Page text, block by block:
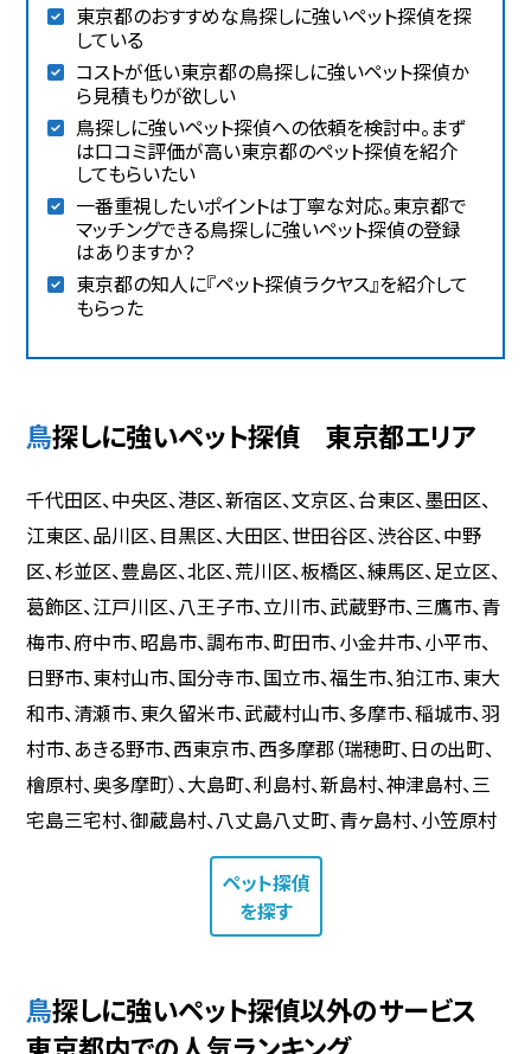
東京都のおすすめな鳥探しに強いペット探偵を探
している
コストが低い東京都の鳥探しに強いペット探偵か
ら見積もりが欲しい
鳥探しに強いペット探偵への依頼を検討中。まず
は口コミ評価が高い東京都のペット探偵を紹介
してもらいたい
一番重視したいポイントは丁寧な対応。東京都で
マッチングできる鳥探しに強いペット探偵の登録
はありますか？
東京都の知人に『ペット探偵ラクヤス』を紹介して
もらった
鳥探しに強いペット探偵 東京都エリア
千代田区、中央区、港区、新宿区、文京区、台東区、墨田区、
江東区、品川区、目黒区、大田区、世田谷区、渋谷区、中野
区、杉並区、豊島区、北区、荒川区、板橋区、練馬区、足立区、
葛飾区、江戸川区、八王子市、立川市、武蔵野市、三鷹市、青
梅市、府中市、昭島市、調布市、町田市、小金井市、小平市、
日野市、東村山市、国分寺市、国立市、福生市、狛江市、東大
和市、清瀬市、東久留米市、武蔵村山市、多摩市、稲城市、羽
村市、あきる野市、西東京市、西多摩郡（瑞穂町、日の出町、
檜原村、奥多摩町）、大島町、利島村、新島村、神津島村、三
宅島三宅村、御蔵島村、八丈島八丈町、青ヶ島村、小笠原村
ペット探偵
を探す
鳥探しに強いペット探偵以外のサービス